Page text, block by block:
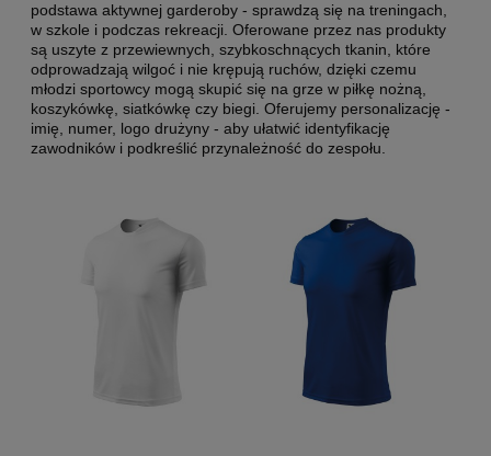
podstawa aktywnej garderoby - sprawdzą się na treningach,
w szkole i podczas rekreacji. Oferowane przez nas produkty
są uszyte z przewiewnych, szybkoschnących tkanin, które
odprowadzają wilgoć i nie krępują ruchów, dzięki czemu
młodzi sportowcy mogą skupić się na grze w piłkę nożną,
koszykówkę, siatkówkę czy biegi. Oferujemy personalizację -
imię, numer, logo drużyny - aby ułatwić identyfikację
zawodników i podkreślić przynależność do zespołu.